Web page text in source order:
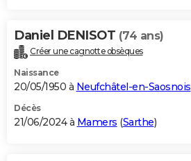
Daniel DENISOT (74 ans)
Créer une cagnotte obsèques
Naissance
20/05/1950 à Neufchâtel-en-Saosnois
Décès
21/06/2024 à Mamers (Sarthe)